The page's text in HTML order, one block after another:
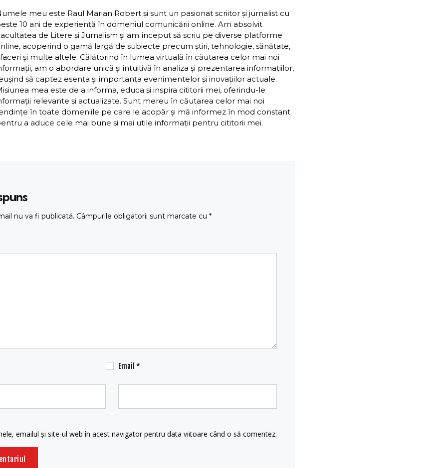
meu este Raul Marian Robert și sunt un pasionat scriitor și jurnalist cu
10 ani de experiență în domeniul comunicării online. Am absolvit
de Litere și Jurnalism și am început să scriu pe diverse platforme
acoperind o gamă largă de subiecte precum știri, tehnologie, sănătate,
și multe altele. Călătorind în lumea virtuală în căutarea celor mai noi
am o abordare unică și intuitivă în analiza și prezentarea informațiilor,
să captez esența și importanța evenimentelor și inovațiilor actuale.
mea este de a informa, educa și inspira cititorii mei, oferindu-le
relevante și actualizate. Sunt mereu în căutarea celor mai noi
în toate domeniile pe care le acopăr și mă informez în mod constant
a aduce cele mai bune și mai utile informații pentru cititorii mei.
nu va fi publicată. Câmpurile obligatorii sunt marcate cu *
Email *
emailul și site-ul web în acest navigator pentru data viitoare când o să comentez.